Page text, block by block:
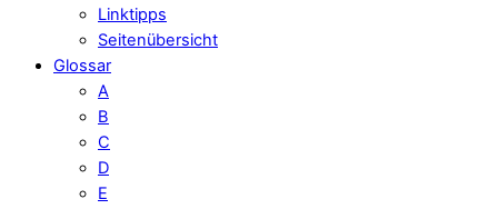
Linktipps
Seitenübersicht
Glossar
A
B
C
D
E